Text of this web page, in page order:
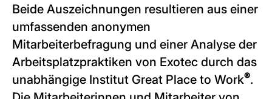
Beide Auszeichnungen resultieren aus einer
umfassenden anonymen
Mitarbeiterbefragung und einer Analyse der
Arbeitsplatzpraktiken von Exotec durch das
unabhängige Institut Great Place to Work®.